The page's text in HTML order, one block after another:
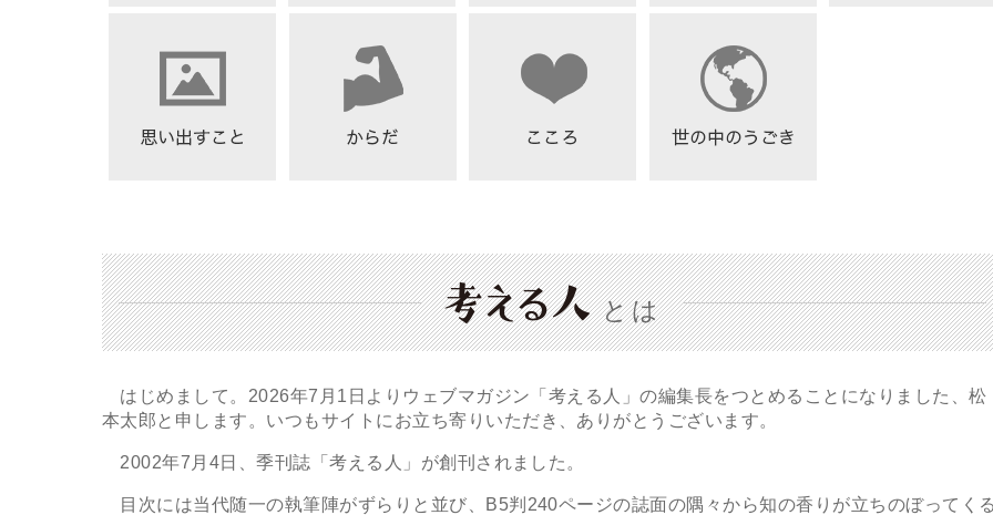
とは
はじめまして。2026年7月1日よりウェブマガジン「考える人」の編集長をつとめることになりました、松
本太郎と申します。いつもサイトにお立ち寄りいただき、ありがとうございます。
2002年7月4日、季刊誌「考える人」が創刊されました。
目次には当代随一の執筆陣がずらりと並び、B5判240ページの誌面の隅々から知の香りが立ちのぼってく